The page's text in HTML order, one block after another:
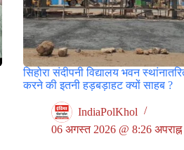
सिहोरा संदीपनी विद्यालय भवन
करने की इतनी हड़बड़ाहट क्यों साहब ?
IndiaPolKhol
06 अगस्त 2026 @ 8:26 अपराह्न